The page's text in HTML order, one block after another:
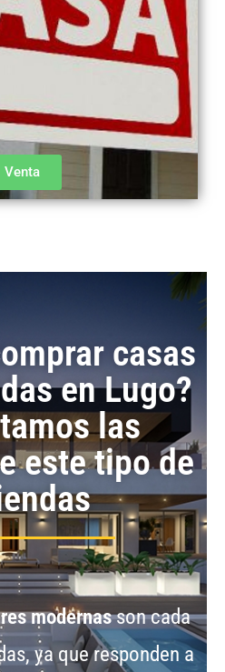
Venta
casas
en Lugo?
las
este tipo de
modernasson cada
ya que responden a